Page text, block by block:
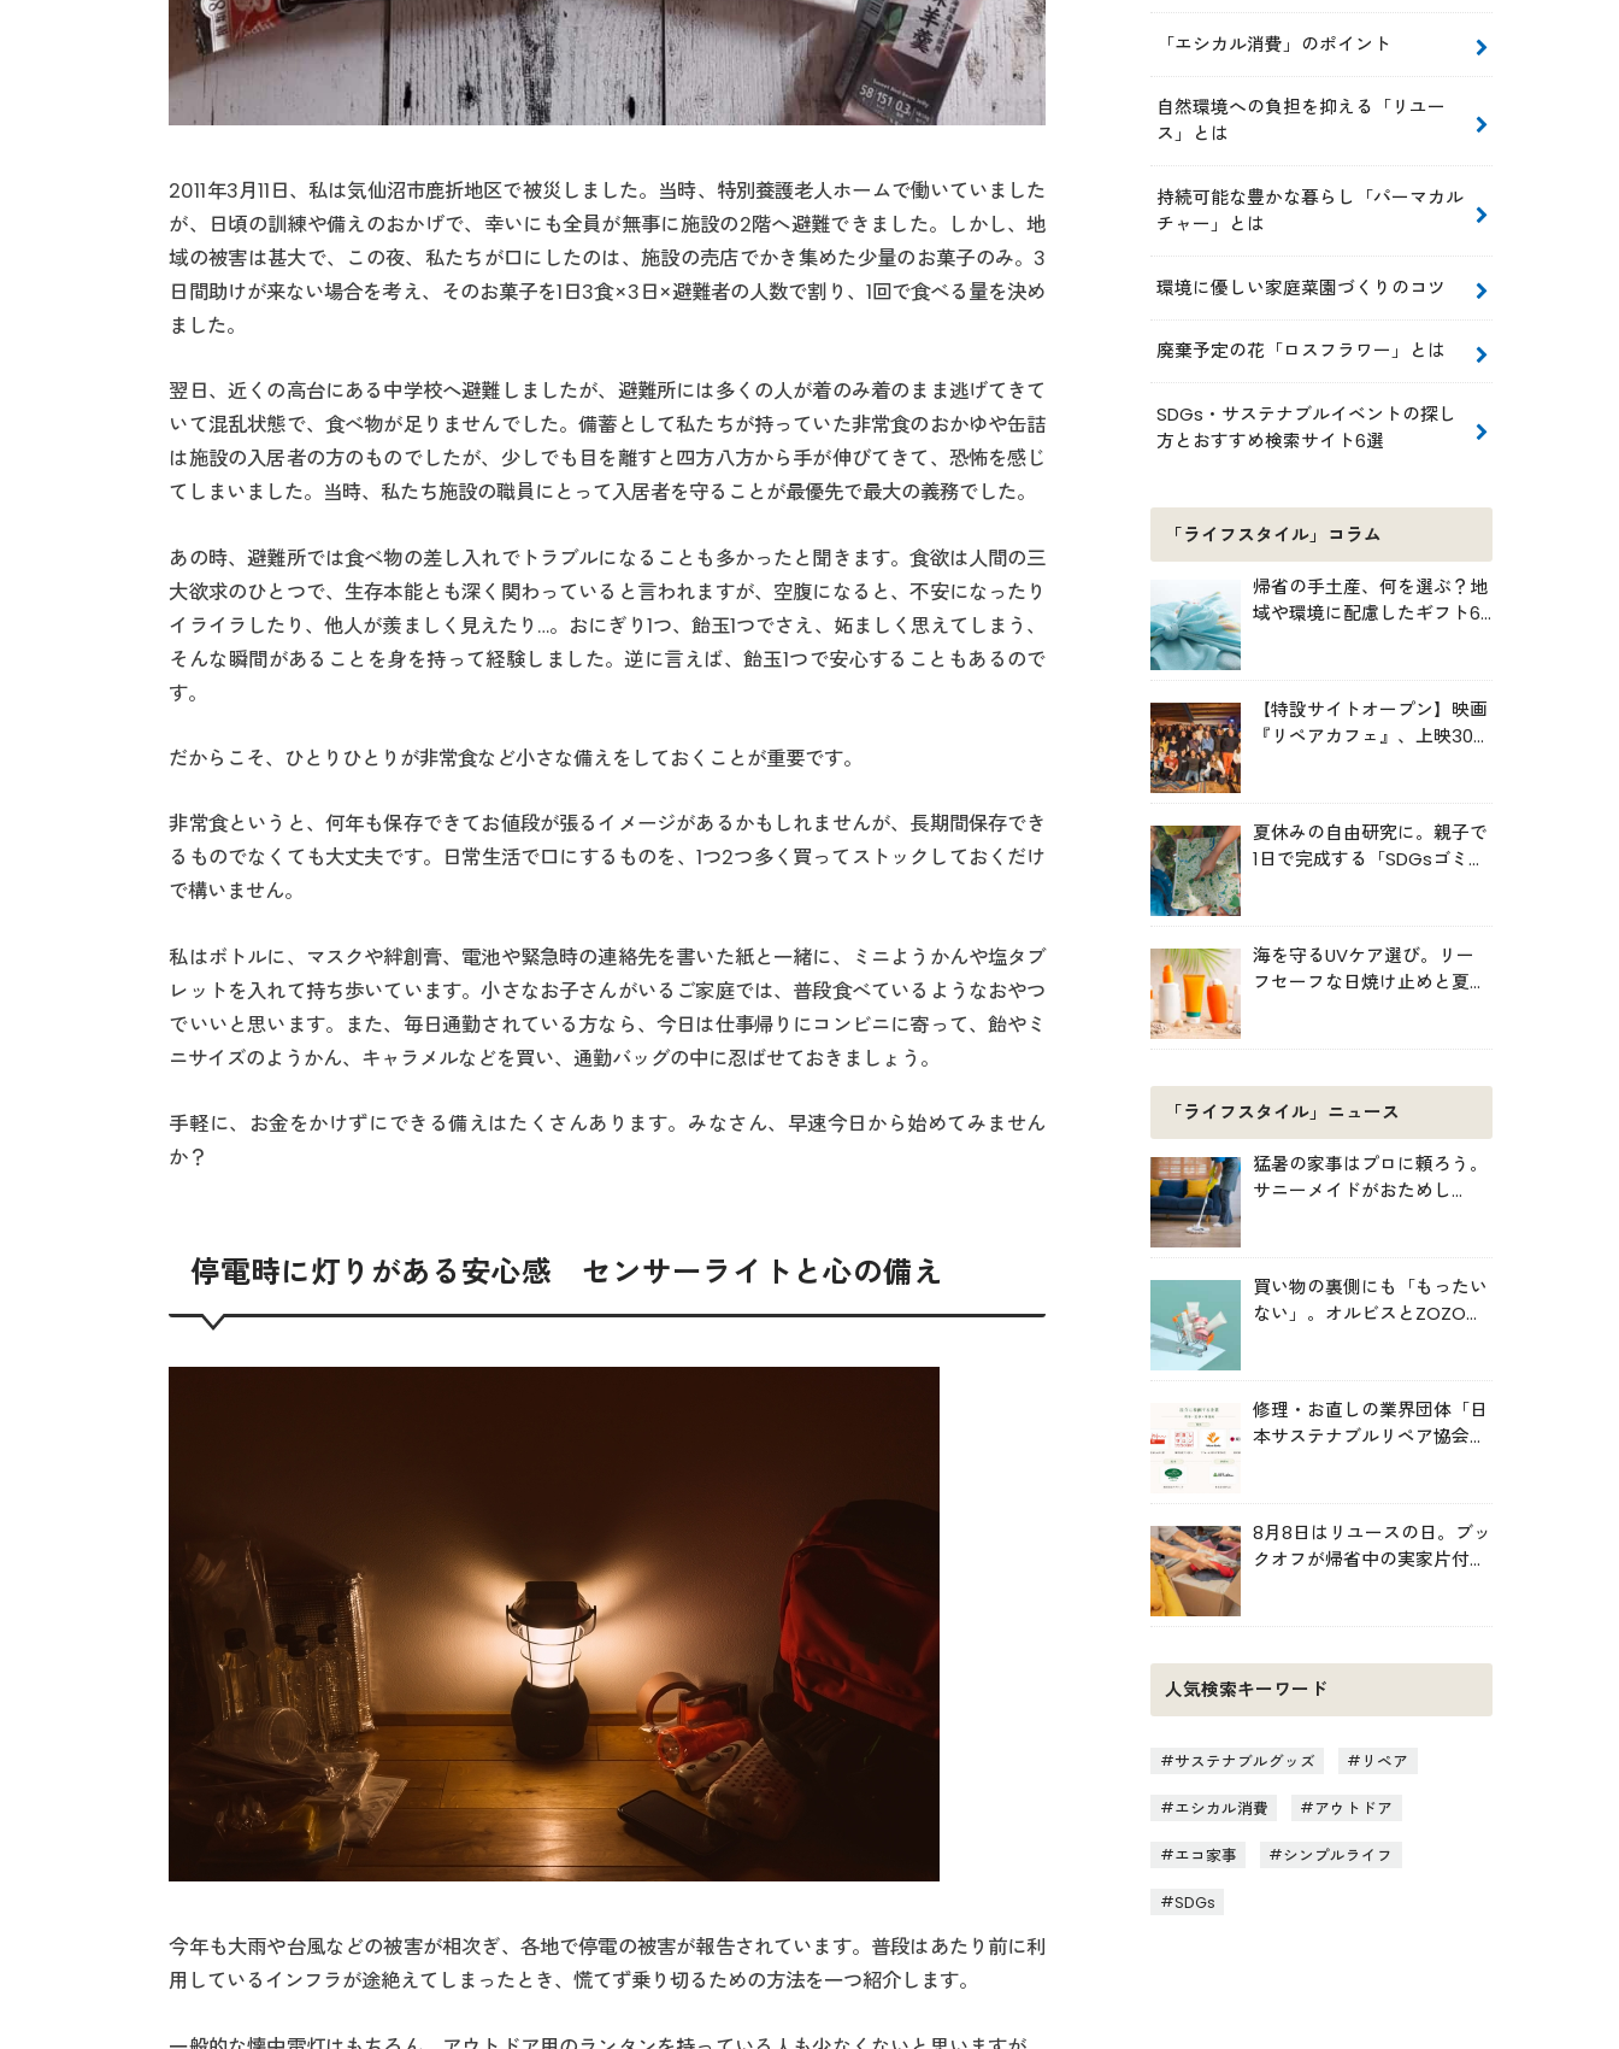
2011年3月11日、私は気仙沼市鹿折地区で被災しました。当時、特別養護老人ホームで働いていました
が、日頃の訓練や備えのおかげで、幸いにも全員が無事に施設の2階へ避難できました。しかし、地
域の被害は甚大で、この夜、私たちが口にしたのは、施設の売店でかき集めた少量のお菓子のみ。3
日間助けが来ない場合を考え、そのお菓子を1日3食×3日×避難者の人数で割り、1回で食べる量を決め
ました。
翌日、近くの高台にある中学校へ避難しましたが、避難所には多くの人が着のみ着のまま逃げてきて
いて混乱状態で、食べ物が足りませんでした。備蓄として私たちが持っていた非常食のおかゆや缶詰
は施設の入居者の方のものでしたが、少しでも目を離すと四方八方から手が伸びてきて、恐怖を感じ
てしまいました。当時、私たち施設の職員にとって入居者を守ることが最優先で最大の義務でした。
あの時、避難所では食べ物の差し入れでトラブルになることも多かったと聞きます。食欲は人間の三
大欲求のひとつで、生存本能とも深く関わっていると言われますが、空腹になると、不安になったり
イライラしたり、他人が羨ましく見えたり…。おにぎり1つ、飴玉1つでさえ、妬ましく思えてしまう、
そんな瞬間があることを身を持って経験しました。逆に言えば、飴玉1つで安心することもあるので
す。
だからこそ、ひとりひとりが非常食など小さな備えをしておくことが重要です。
非常食というと、何年も保存できてお値段が張るイメージがあるかもしれませんが、長期間保存でき
るものでなくても大丈夫です。日常生活で口にするものを、1つ2つ多く買ってストックしておくだけ
で構いません。
私はボトルに、マスクや絆創膏、電池や緊急時の連絡先を書いた紙と一緒に、ミニようかんや塩タブ
レットを入れて持ち歩いています。小さなお子さんがいるご家庭では、普段食べているようなおやつ
でいいと思います。また、毎日通勤されている方なら、今日は仕事帰りにコンビニに寄って、飴やミ
ニサイズのようかん、キャラメルなどを買い、通勤バッグの中に忍ばせておきましょう。
手軽に、お金をかけずにできる備えはたくさんあります。みなさん、早速今日から始めてみません
か？
停電時に灯りがある安心感 センサーライトと心の備え
今年も大雨や台風などの被害が相次ぎ、各地で停電の被害が報告されています。普段はあたり前に利
用しているインフラが途絶えてしまったとき、慌てず乗り切るための方法を一つ紹介します。
「エシカル消費」のポイント
自然環境への負担を抑える「リユー
ス」とは
持続可能な豊かな暮らし「パーマカル
チャー」とは
環境に優しい家庭菜園づくりのコツ
廃棄予定の花「ロスフラワー」とは
SDGs・サステナブルイベントの探し
方とおすすめ検索サイト6選
「ライフスタイル」コラム
帰省の手土産、何を選ぶ？地
域や環境に配慮したギフト6
【特設サイトオープン】映画
『リペアカフェ』、上映300
夏休みの自由研究に。親子で
1日で完成する「SDGsゴミ・
海を守るUVケア選び。リー
フセーフな日焼け止めと夏の
「ライフスタイル」ニュース
猛暑の家事はプロに頼ろう。
サニーメイドがおためし
買い物の裏側にも「もったい
ない」。オルビスとZOZOが
修理・お直しの業界団体「日
本サステナブルリペア協会
8月8日はリユースの日。ブッ
クオフが帰省中の実家片付け
人気検索キーワード
サステナブルグッズ リペア
エシカル消費 アウトドア
エコ家事 シンプルライフ
SDGs